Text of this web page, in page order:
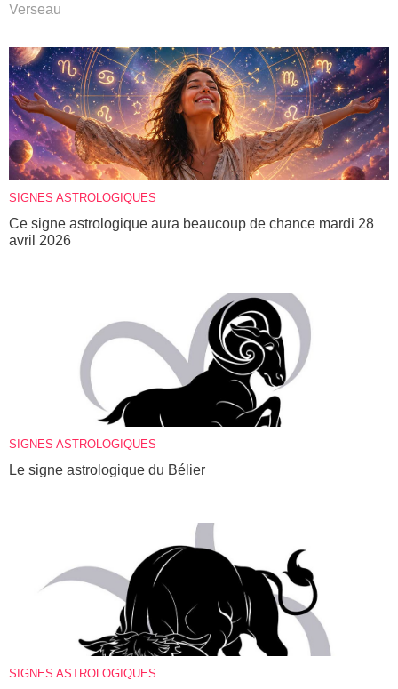
Verseau
SIGNES ASTROLOGIQUES
Ce signe astrologique aura beaucoup de chance mardi 28
avril 2026
SIGNES ASTROLOGIQUES
Le signe astrologique du Bélier
SIGNES ASTROLOGIQUES